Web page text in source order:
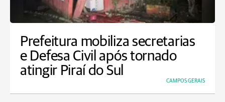
Prefeitura mobiliza secretarias
e Defesa Civil após tornado
atingir Piraí do Sul
CAMPOS GERAIS